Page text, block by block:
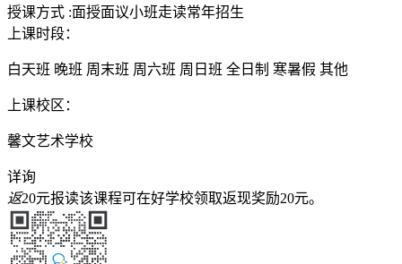
授课方式 :面授面议小班走读常年招生
上课时段：
白天班 晚班 周末班 周六班 周日班 全日制 寒暑假 其他
上课校区：
馨文艺术学校
详询
返20元报读该课程可在好学校领取返现奖励20元。